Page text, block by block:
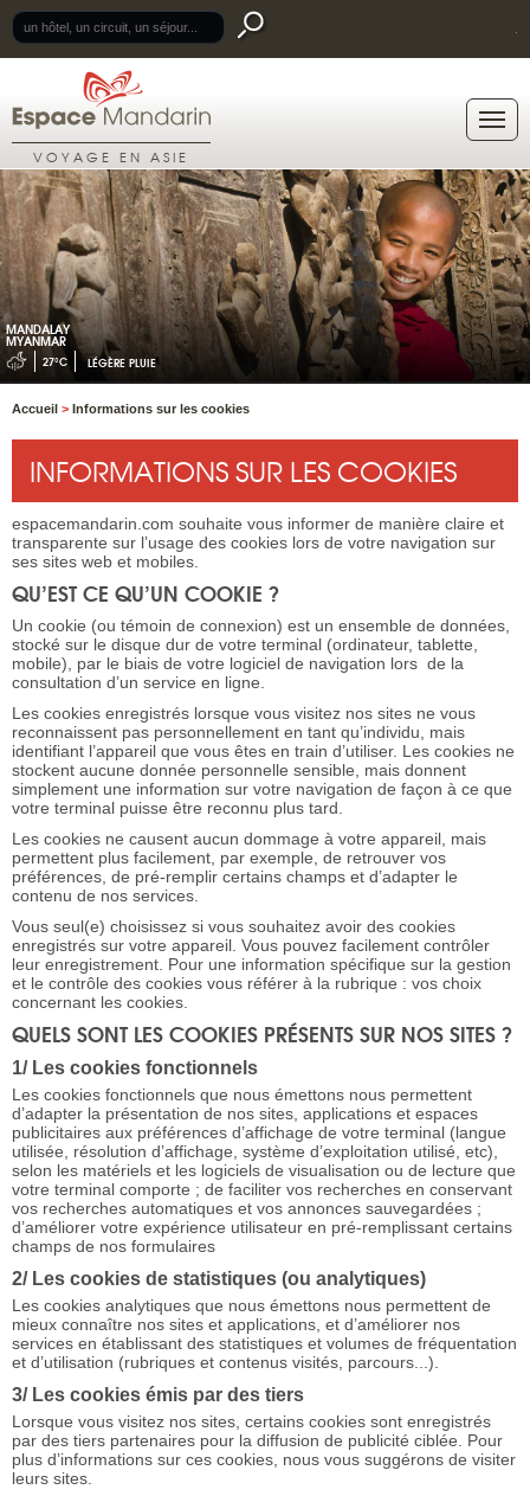
VOYAGE EN ASIE
MANDALAY
MYANMAR
27°C LÉGÈRE PLUIE
Accueil > Informations sur les cookies
INFORMATIONS SUR LES COOKIES
espacemandarin.com souhaite vous informer de manière claire et
transparente sur l’usage des cookies lors de votre navigation sur
ses sites web et mobiles.
QU’EST CE QU’UN COOKIE ?
Un cookie (ou témoin de connexion) est un ensemble de données,
stocké sur le disque dur de votre terminal (ordinateur, tablette,
mobile), par le biais de votre logiciel de navigation lors de la
consultation d’un service en ligne.
Les cookies enregistrés lorsque vous visitez nos sites ne vous
reconnaissent pas personnellement en tant qu’individu, mais
identifiant l’appareil que vous êtes en train d’utiliser. Les cookies ne
stockent aucune donnée personnelle sensible, mais donnent
simplement une information sur votre navigation de façon à ce que
votre terminal puisse être reconnu plus tard.
Les cookies ne causent aucun dommage à votre appareil, mais
permettent plus facilement, par exemple, de retrouver vos
préférences, de pré-remplir certains champs et d’adapter le
contenu de nos services.
Vous seul(e) choisissez si vous souhaitez avoir des cookies
enregistrés sur votre appareil. Vous pouvez facilement contrôler
leur enregistrement. Pour une information spécifique sur la gestion
et le contrôle des cookies vous référer à la rubrique : vos choix
concernant les cookies.
QUELS SONT LES COOKIES PRÉSENTS SUR NOS SITES ?
1/ Les cookies fonctionnels
Les cookies fonctionnels que nous émettons nous permettent
d’adapter la présentation de nos sites, applications et espaces
publicitaires aux préférences d’affichage de votre terminal (langue
utilisée, résolution d’affichage, système d’exploitation utilisé, etc),
selon les matériels et les logiciels de visualisation ou de lecture que
votre terminal comporte ; de faciliter vos recherches en conservant
vos recherches automatiques et vos annonces sauvegardées ;
d’améliorer votre expérience utilisateur en pré-remplissant certains
champs de nos formulaires
2/ Les cookies de statistiques (ou analytiques)
Les cookies analytiques que nous émettons nous permettent de
mieux connaître nos sites et applications, et d’améliorer nos
services en établissant des statistiques et volumes de fréquentation
et d’utilisation (rubriques et contenus visités, parcours...).
3/ Les cookies émis par des tiers
Lorsque vous visitez nos sites, certains cookies sont enregistrés
par des tiers partenaires pour la diffusion de publicité ciblée. Pour
plus d’informations sur ces cookies, nous vous suggérons de visiter
leurs sites.